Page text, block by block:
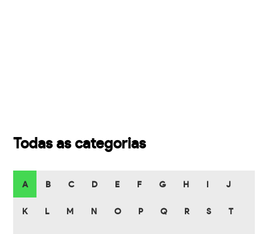
Todas as categorias
A B C D E F G H J
K L M N O P Q R S T